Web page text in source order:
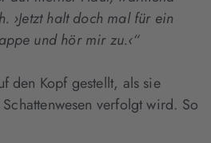
›Jetzt halt doch mal für ein
und hör mir zu.‹“
den Kopf gestellt, als sie
verfolgt wird. So